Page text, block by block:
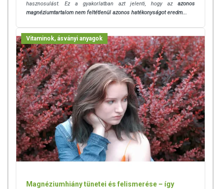
hasznosulást. Ez a gyakorlatban azt jelenti, hogy azazonos
magnéziumtartalom nem feltétlenül azonos hatékonyságot eredm...
Vitaminok, ásványi anyagok
Magnéziumhiány tünetei és felismerése – így